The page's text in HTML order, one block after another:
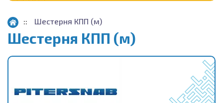
Шестерня КПП (м)
Шестерня КПП (м)